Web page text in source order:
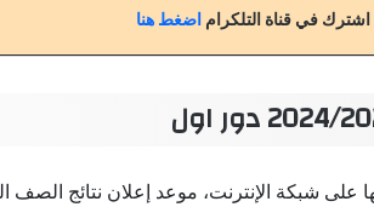
في قناة التلكرام اضغط هنا
على شبكة الإنترنت، موعد إعلان نتائج الصف